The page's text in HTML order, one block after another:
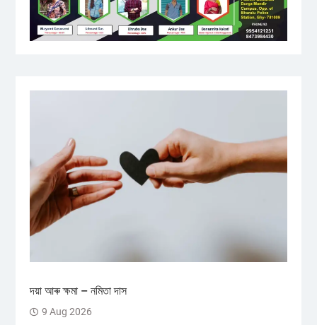
দয়া আৰু ক্ষমা – নমিতা দাস
9 Aug 2026